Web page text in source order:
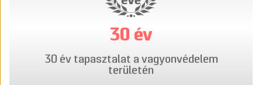
30 év
30 év tapasztalat a vagyonvédelem
területén